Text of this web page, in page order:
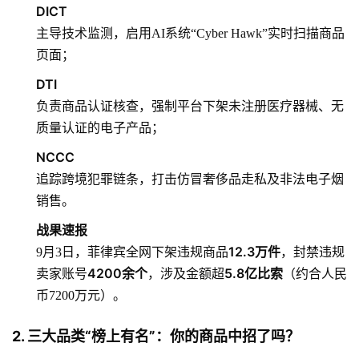
DICT
主导技术监测，启用AI系统“Cyber Hawk”实时扫描商品
页面；
DTI
负责商品认证核查，强制平台下架未注册医疗器械、无
质量认证的电子产品；
NCCC
追踪跨境犯罪链条，打击仿冒奢侈品走私及非法电子烟
销售。
战果速报
9月3日，菲律宾全网下架违规商品12.3万件，封禁违规
卖家账号4200余个，涉及金额超5.8亿比索 （约合人民
币7200万元）。
2. 三大品类“榜上有名”：你的商品中招了吗？